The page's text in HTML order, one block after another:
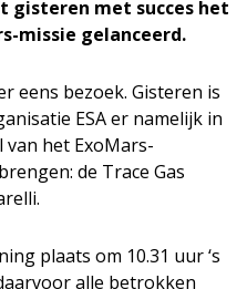
gisteren met succes het
missie gelanceerd.
eens bezoek. Gisteren is
ESA er namelijk in
van het ExoMars-
de Trace Gas
plaats om 10.31 uur ‘s
alle betrokken